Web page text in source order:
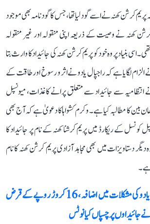
کرشن کھنہ نے اسے گود لیا تھا، جس کا گود نامہ بھی موجود
پریم کرشن کھنہ نے وصیت کے ذریعہ اپنی منقولہ اور غیر منقولہ
اسی بنیاد پر وہ خود کو پریم کرشن کھنہ کی جائیداد کا وارث بتا
لگایا ہے کہ راجپال یادو نے اثر و رسوخ اور طاقت کے
انتظامیہ سے جائیداد سے متعلق پرانے کاغذات، میونسپل
بین کا مطالبہ کیا ہے۔ وکرم کشواہا کا دعویٰ ہے کہ آج بھی
کونسل کے ریکارڈ میں پریم کرشنا کھنہ کے نام پر جائیداد کا
دستاویزات میں بھی مجاہد آزادی پریم کرشن کھنہ کا نام
ہے۔
راجپال یادو کی مشکلات میں اضافہ، 16 کروڑ روپے کے قرض
جائیداوں پر چسپاں کیا نوٹس